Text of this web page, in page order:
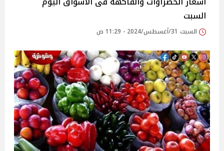
السبت
السبت 31/أغسطس/2024 - 11:29 ص